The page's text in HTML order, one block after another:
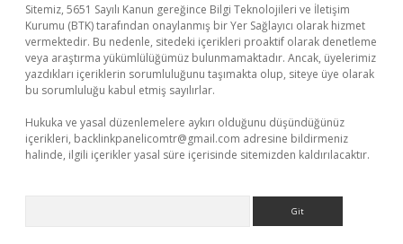
Sitemiz, 5651 Sayılı Kanun gereğince Bilgi Teknolojileri ve İletişim
Kurumu (BTK) tarafından onaylanmış bir Yer Sağlayıcı olarak hizmet
vermektedir. Bu nedenle, sitedeki içerikleri proaktif olarak denetleme
veya araştırma yükümlülüğümüz bulunmamaktadır. Ancak, üyelerimiz
yazdıkları içeriklerin sorumluluğunu taşımakta olup, siteye üye olarak
bu sorumluluğu kabul etmiş sayılırlar.
Hukuka ve yasal düzenlemelere aykırı olduğunu düşündüğünüz
içerikleri, backlinkpanelicomtr@gmail.com adresine bildirmeniz
halinde, ilgili içerikler yasal süre içerisinde sitemizden kaldırılacaktır.